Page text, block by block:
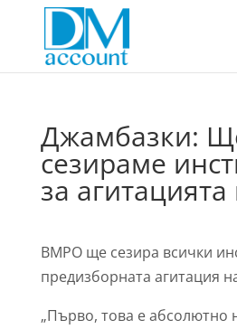
Джамбазки:
сезираме
за агитацията
ВМРО ще сезира всички
предизборната агитация
„Първо, това е абсолютно